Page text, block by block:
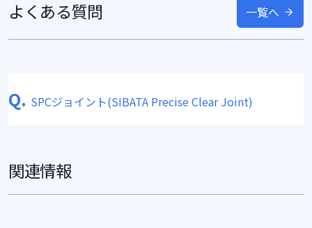
よくある質問 一覧へ
Q. SPCジョイント(SIBATA Precise Clear Joint)
関連情報